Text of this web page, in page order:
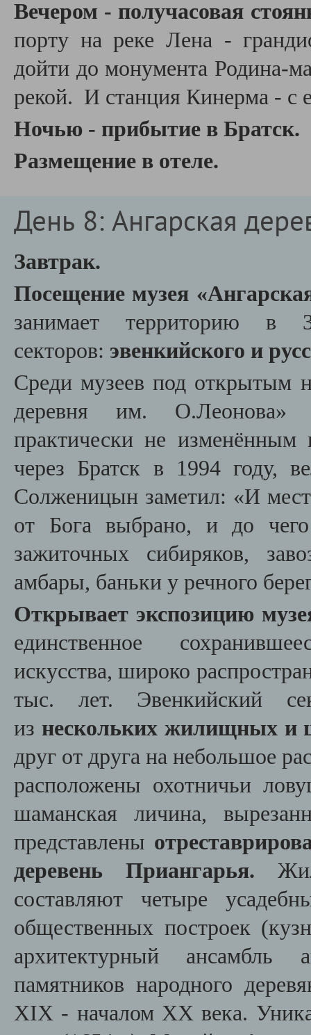
Вечером - получасовая
порту на реке Лена -
дойти до монумента Родина-
рекой. И станция Кинерма -
Ночью - прибытие в Братск.
Размещение в отеле.
День 8: Ангарская
Завтрак.
Посещение музея
занимает территорию
секторов: эвенкийского и
Среди музеев под открытым
деревня им. О.Леонова»
практически не изменённым
через Братск в 1994 году,
Солженицын заметил: «И
от Бога выбрано, и до
зажиточных сибиряков,
амбары, баньки у речного
Открывает экспозицию
единственное
искусства, широко
тыс. лет. Эвенкийский
из нескольких жилищных и
друг от друга на небольшое
расположены охотничьи
шаманская личина,
представлены
деревень Приангарья.
составляют четыре
общественных построек
архитектурный ансамбль
памятников народного
XIX - началом XX века.